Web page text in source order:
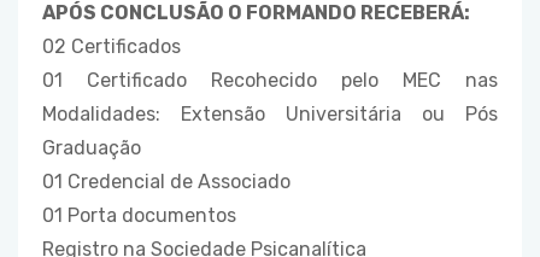
APÓS CONCLUSÃO O FORMANDO RECEBERÁ:
02 Certificados
01 Certificado Recohecido pelo MEC nas
Modalidades: Extensão Universitária ou Pós
Graduação
01 Credencial de Associado
01 Porta documentos
Registro na Sociedade Psicanalítica